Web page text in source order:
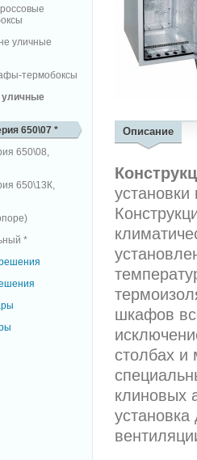
уличные
термобоксы
уличные
650\07 *
650\08,
650\13К,
*
Описание
шкафов
столбах
клиновых
установка